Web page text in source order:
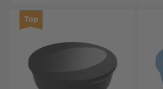
Top